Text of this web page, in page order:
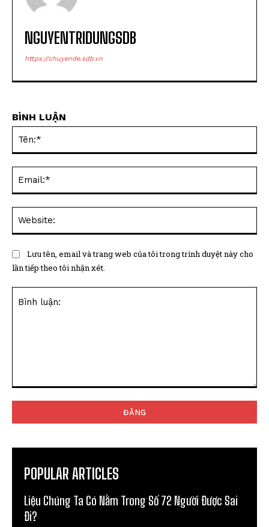
NGUYENTRIDUNGSDB
https://chuyende.sdb.vn
BÌNH LUẬN
Lưu tên, email và trang web của tôi trong trình duyệt này cho
lần tiếp theo tôi nhận xét.
POPULAR ARTICLES
Liệu Chúng Ta Có Nằm Trong Số 72 Người Được Sai
Đi?